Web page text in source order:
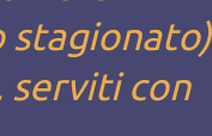
stagionato)
serviti con